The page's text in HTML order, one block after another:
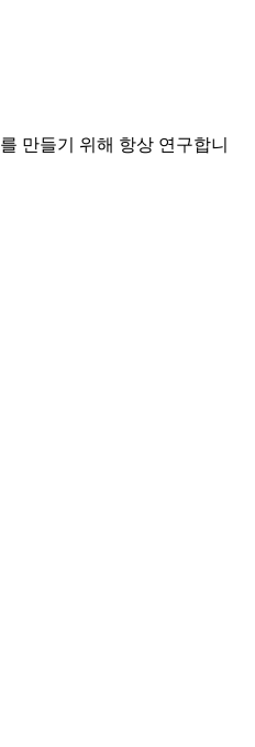
를 만들기 위해 항상 연구합니